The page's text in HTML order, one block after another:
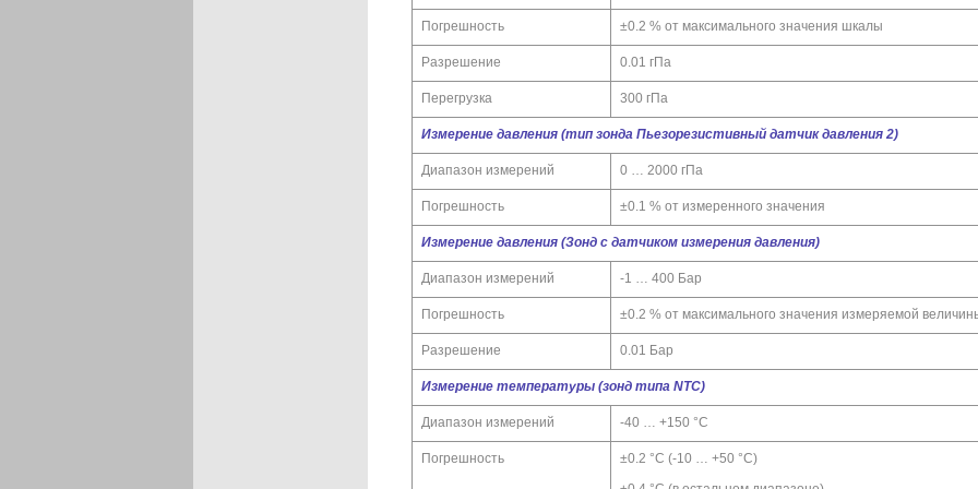
Погрешность ±0.2 % от максимального значения шкалы
Разрешение 0.01 гПа
Перегрузка 300 гПа
Измерение давления (тип зонда Пьезорезистивный датчик давления 2)
Диапазон измерений 0 … 2000 гПа
Погрешность ±0.1 % от измеренного значения
Измерение давления (Зонд с датчиком измерения давления)
Диапазон измерений -1 … 400 Бар
Погрешность ±0.2 % от максимального значения измеряемой
Разрешение 0.01 Бар
Измерение температуры (зонд типа NTC)
Диапазон измерений -40 … +150 °C
Погрешность
±0.2 °C (-10 … +50 °C)